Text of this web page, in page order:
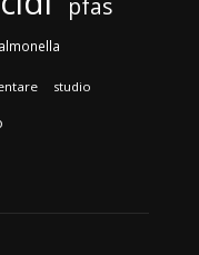
pfas
studio